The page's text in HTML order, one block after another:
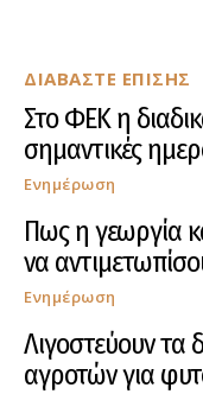
ΔΙΑΒΑΣΤΕ ΕΠΙΣΗΣ
Στο ΦΕΚ η
σημαντικές
Ενημέρωση
Πως η γεωργία
να
Ενημέρωση
Λιγοστεύουν τα
αγροτών για